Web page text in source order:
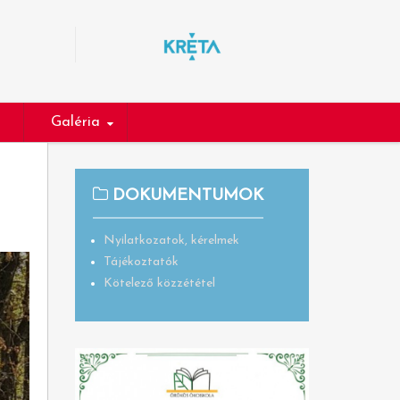
Galéria
DOKUMENTUMOK
Nyilatkozatok, kérelmek
Tájékoztatók
Kötelező közzététel